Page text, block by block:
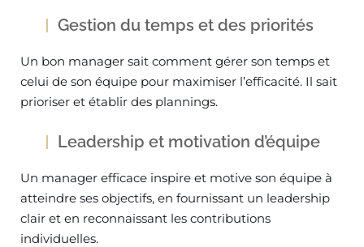
Gestion du temps et des priorités
Un bon manager sait comment gérer son temps et
celui de son équipe pour maximiser l’efficacité. Il sait
prioriser et établir des plannings.
Leadership et motivation d’équipe
Un manager efficace inspire et motive son équipe à
atteindre ses objectifs, en fournissant un leadership
clair et en reconnaissant les contributions
individuelles.